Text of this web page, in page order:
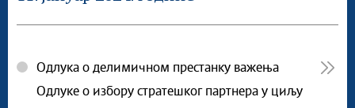
Одлука о делимичном престанку важења
Одлуке о избору стратешког партнера у циљу